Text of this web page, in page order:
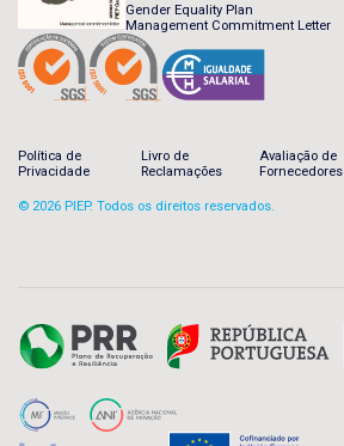
Gender Equality Plan
Management Commitment Letter
Política de
Privacidade
Livro de
Reclamações
Avaliação de
Fornecedores
© 2026 PIEP. Todos os direitos reservados.